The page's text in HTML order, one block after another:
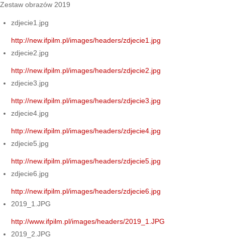
Zestaw obrazów 2019
zdjecie1.jpg
http://new.ifpilm.pl/images/headers/zdjecie1.jpg
zdjecie2.jpg
http://new.ifpilm.pl/images/headers/zdjecie2.jpg
zdjecie3.jpg
http://new.ifpilm.pl/images/headers/zdjecie3.jpg
zdjecie4.jpg
http://new.ifpilm.pl/images/headers/zdjecie4.jpg
zdjecie5.jpg
http://new.ifpilm.pl/images/headers/zdjecie5.jpg
zdjecie6.jpg
http://new.ifpilm.pl/images/headers/zdjecie6.jpg
2019_1.JPG
http://www.ifpilm.pl/images/headers/2019_1.JPG
2019_2.JPG